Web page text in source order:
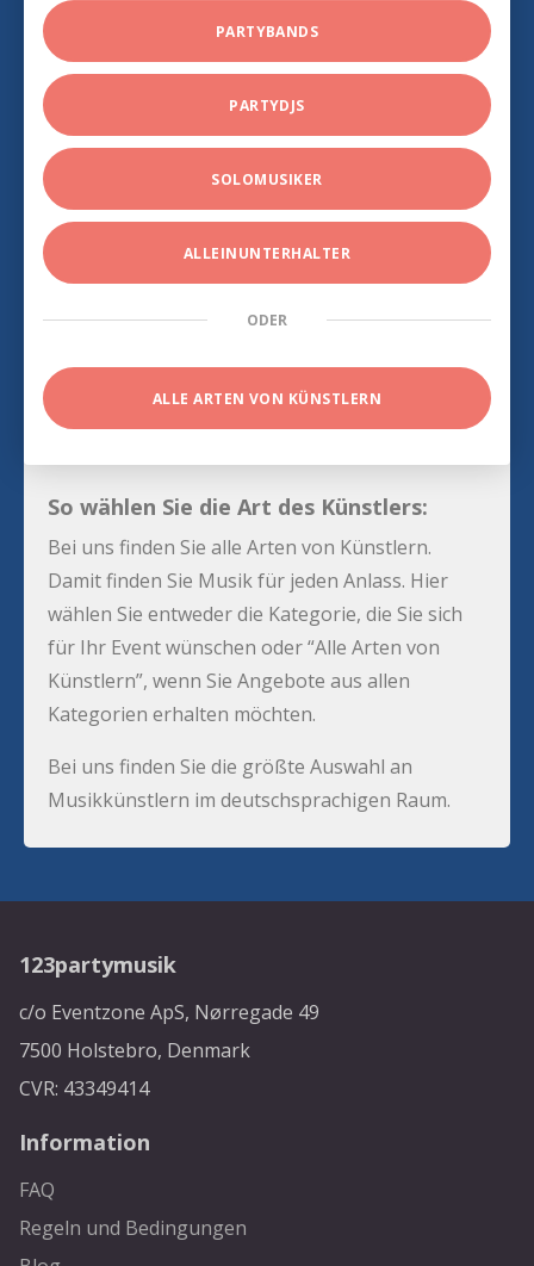
PARTYBANDS
PARTYDJS
SOLOMUSIKER
ALLEINUNTERHALTER
ODER
ALLE ARTEN VON KÜNSTLERN
So wählen Sie die Art des Künstlers:
Bei uns finden Sie alle Arten von Künstlern.
Damit finden Sie Musik für jeden Anlass. Hier
wählen Sie entweder die Kategorie, die Sie sich
für Ihr Event wünschen oder “Alle Arten von
Künstlern”, wenn Sie Angebote aus allen
Kategorien erhalten möchten.
Bei uns finden Sie die größte Auswahl an
Musikkünstlern im deutschsprachigen Raum.
123partymusik
c/o Eventzone ApS, Nørregade 49
7500 Holstebro, Denmark
CVR: 43349414
Information
FAQ
Regeln und Bedingungen